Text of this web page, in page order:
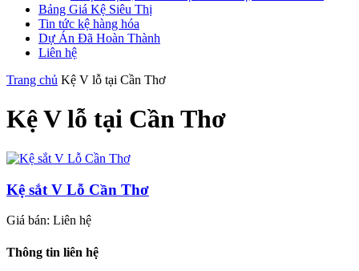
Bảng Giá Kệ Siêu Thị
Tin tức kệ hàng hóa
Dự Án Đã Hoàn Thành
Liên hệ
Trang chủ Kệ V lỗ tại Cần Thơ
Kệ V lỗ tại Cần Thơ
Kệ sắt V Lỗ Cần Thơ
Giá bán: Liên hệ
Thông tin liên hệ